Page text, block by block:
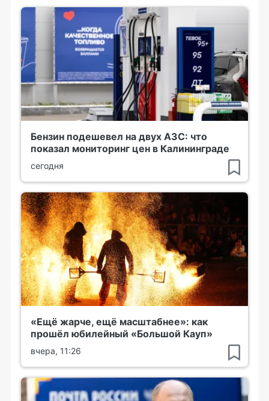
Бензин подешевел на двух АЗС: что
показал мониторинг цен в Калининграде
сегодня
«Ещё жарче, ещё масштабнее»: как
прошёл юбилейный «Большой Кауп»
вчера, 11:26